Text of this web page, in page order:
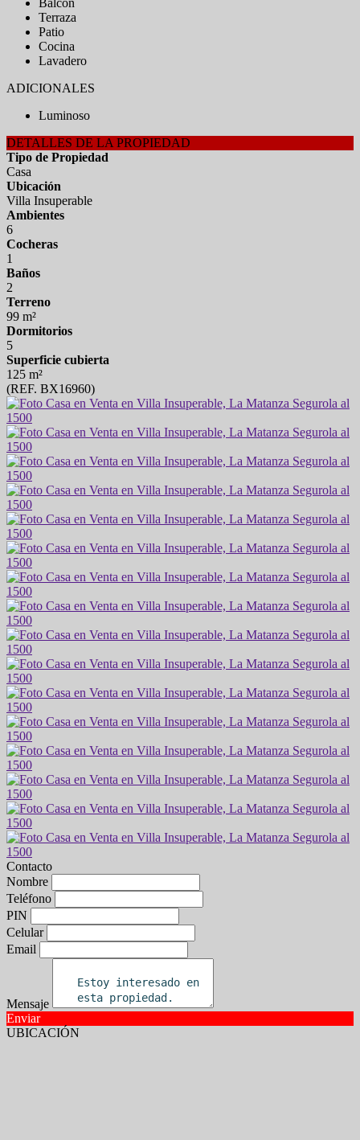
Balcón
Terraza
Patio
Cocina
Lavadero
ADICIONALES
Luminoso
DETALLES DE LA PROPIEDAD
Tipo de Propiedad
Casa
Ubicación
Villa Insuperable
Ambientes
6
Cocheras
1
Baños
2
Terreno
99 m²
Dormitorios
5
Superficie cubierta
125 m²
(REF. BX16960)
Contacto
Nombre
Teléfono
PIN
Celular
Email
Mensaje
Enviar
UBICACIÓN